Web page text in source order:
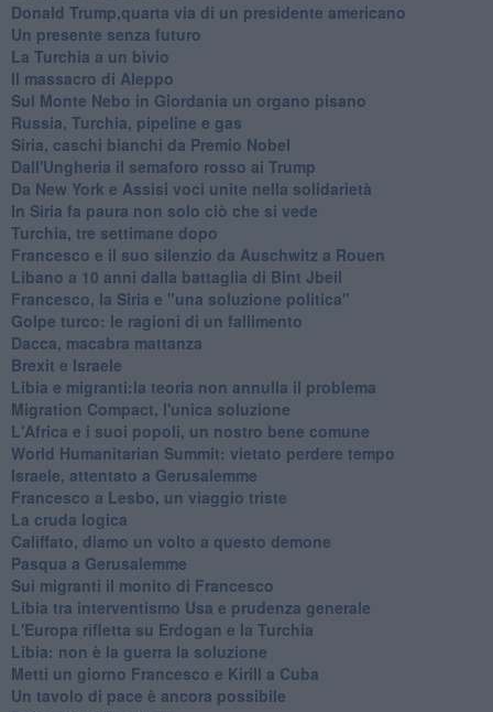
Donald Trump,quarta via di un presidente americano
Un presente senza futuro
La Turchia a un bivio
Il massacro di Aleppo
Sul Monte Nebo in Giordania un organo pisano
Russia, Turchia, pipeline e gas
Siria, caschi bianchi da Premio Nobel
Dall'Ungheria il semaforo rosso ai Trump
Da New York e Assisi voci unite nella solidarietà
In Siria fa paura non solo ciò che si vede
Turchia, tre settimane dopo
Francesco e il suo silenzio da Auschwitz a Rouen
Libano a 10 anni dalla battaglia di Bint Jbeil
Francesco, la Siria e "una soluzione politica"
Golpe turco: le ragioni di un fallimento
Dacca, macabra mattanza
Brexit e Israele
Libia e migranti:la teoria non annulla il problema
Migration Compact, l'unica soluzione
L'Africa e i suoi popoli, un nostro bene comune
World Humanitarian Summit: vietato perdere tempo
Israele, attentato a Gerusalemme
Francesco a Lesbo, un viaggio triste
La cruda logica
Califfato, diamo un volto a questo demone
Pasqua a Gerusalemme
Sui migranti il monito di Francesco
Libia tra interventismo Usa e prudenza generale
L'Europa rifletta su Erdogan e la Turchia
Libia: non è la guerra la soluzione
Metti un giorno Francesco e Kirill a Cuba
Un tavolo di pace è ancora possibile